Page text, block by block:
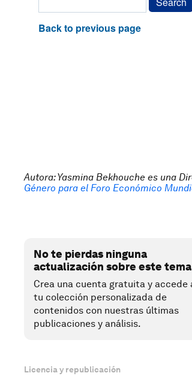
Autora: Yasmina Bekhouche es una
Género para el Foro Económico
No te pierdas ninguna
actualización sobre este tema
Crea una cuenta gratuita y accede
tu colección personalizada de
contenidos con nuestras últimas
publicaciones y análisis.
Licencia y republicación